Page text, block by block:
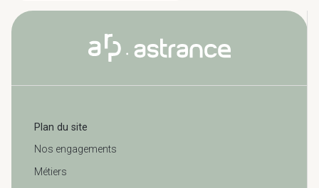
Plan du site
Nos engagements
Métiers